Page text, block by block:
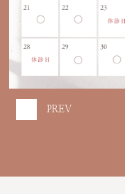
PREV